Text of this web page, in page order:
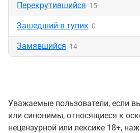
Перекрутившийся 15
Зашедший в тупик 0
Замявшийся 14
Уважаемые пользователи, если
или синонимы, относящиеся к
нецензурной или лексике 18+,